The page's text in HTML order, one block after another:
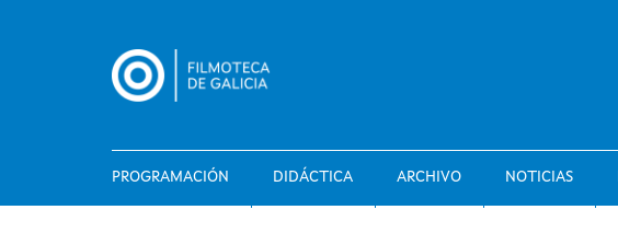
PROGRAMACIÓN DIDÁCTICA ARCHIVO NOTICIAS